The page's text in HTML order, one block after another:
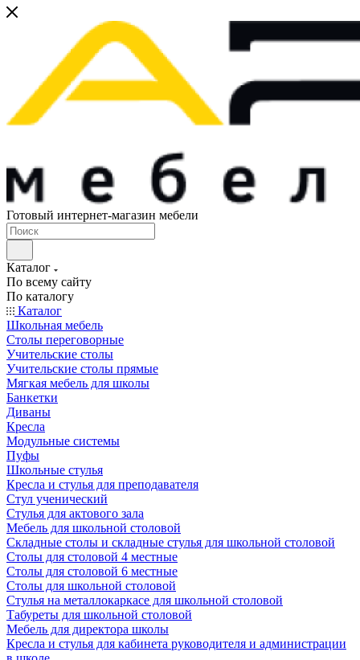
Готовый интернет-магазин мебели
Каталог
По всему сайту
По каталогу
Каталог
Школьная мебель
Столы переговорные
Учительские столы
Учительские столы прямые
Мягкая мебель для школы
Банкетки
Диваны
Кресла
Модульные системы
Пуфы
Школьные стулья
Кресла и стулья для преподавателя
Стул ученический
Стулья для актового зала
Мебель для школьной столовой
Складные столы и складные стулья для школьной столовой
Столы для столовой 4 местные
Столы для столовой 6 местные
Столы для школьной столовой
Стулья на металлокаркасе для школьной столовой
Табуреты для школьной столовой
Мебель для директора школы
Кресла и стулья для кабинета руководителя и администрации